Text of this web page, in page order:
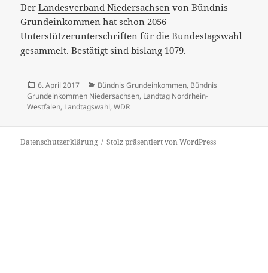
DerLandesverband Niedersachsen von Bündnis
Grundeinkommen hat schon 2056
Unterstützerunterschriften für die Bundestagswahl
gesammelt. Bestätigt sind bislang 1079.
Veröffentlicht
am
6. April 2017 Kategorien
Bündnis Grundeinkommen, Bündnis
Grundeinkommen Niedersachsen, Landtag Nordrhein-
Westfalen, Landtagswahl, WDR
Datenschutzerklärung Stolz präsentiert von WordPress